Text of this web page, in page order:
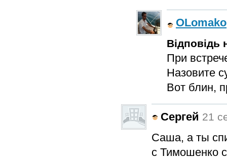
OLomako
Відповідь
При
Назовите
Вот блин,
Сергей 21
Саша, а ты
с Тимошенко